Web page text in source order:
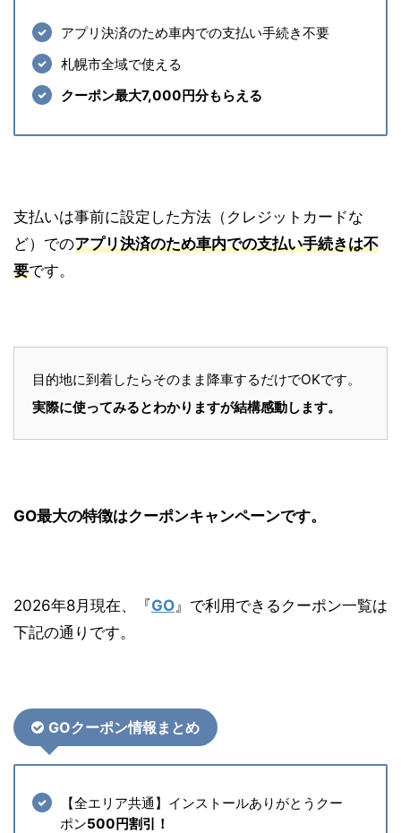
アプリ決済のため車内での支払い手続き不要
札幌市全域で使える
クーポン最大7,000円分もらえる
支払いは事前に設定した方法（クレジットカードな
ど）でのアプリ決済のため車内での支払い手続きは不
要です。
目的地に到着したらそのまま降車するだけでOKです。
実際に使ってみるとわかりますが結構感動します。
GO最大の特徴はクーポンキャンペーンです。
2026年8月現在、『GO 』で利用できるクーポン一覧は
下記の通りです。
GOクーポン情報まとめ
【全エリア共通】インストールありがとうクー
ポン500円割引！